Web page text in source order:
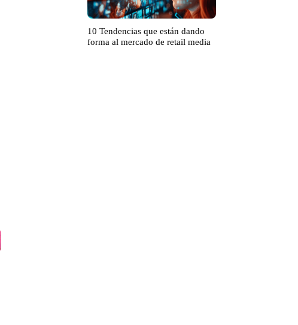
10 Tendencias que están dando
forma al mercado de retail media